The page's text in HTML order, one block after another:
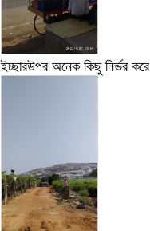
ইচ্ছারউপর অনেক কিছু নির্ভর করে